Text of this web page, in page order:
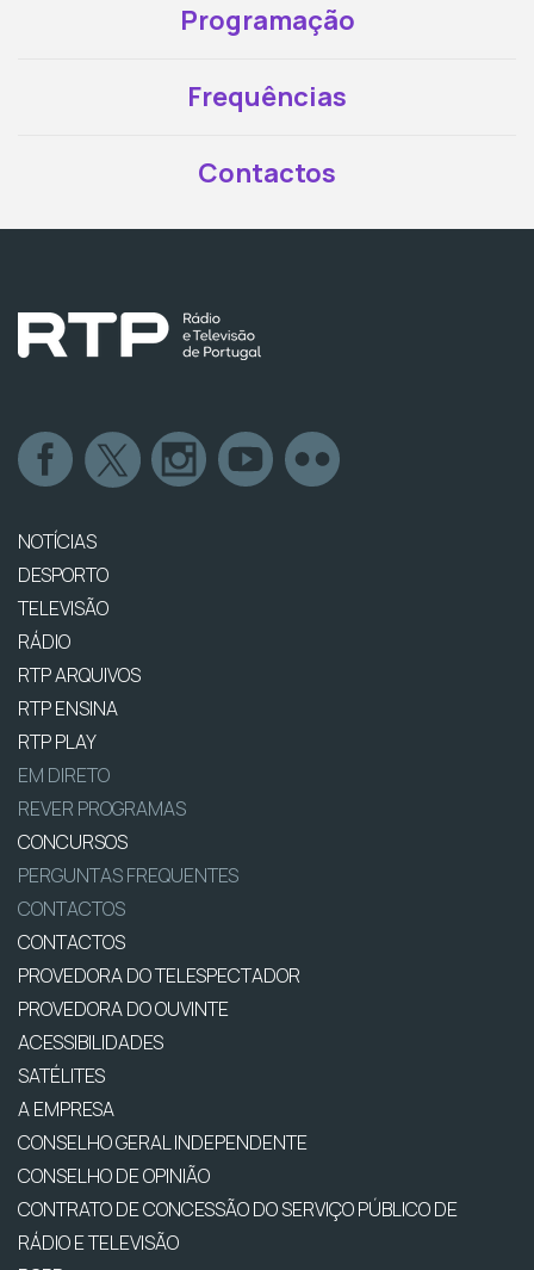
Programação
Frequências
Contactos
NOTÍCIAS
DESPORTO
TELEVISÃO
RÁDIO
RTP ARQUIVOS
RTP ENSINA
RTP PLAY
EM DIRETO
REVER PROGRAMAS
CONCURSOS
PERGUNTAS FREQUENTES
CONTACTOS
CONTACTOS
PROVEDORA DO TELESPECTADOR
PROVEDORA DO OUVINTE
ACESSIBILIDADES
SATÉLITES
A EMPRESA
CONSELHO GERAL INDEPENDENTE
CONSELHO DE OPINIÃO
CONTRATO DE CONCESSÃO DO SERVIÇO PÚBLICO DE
RÁDIO E TELEVISÃO